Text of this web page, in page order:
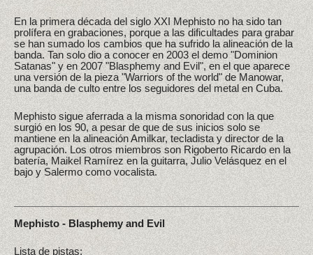
En la primera década del siglo XXI Mephisto no ha sido tan
prolífera en grabaciones, porque a las dificultades para grabar
se han sumado los cambios que ha sufrido la alineación de la
banda. Tan solo dio a conocer en 2003 el demo "Dominion
Satanas" y en 2007 "Blasphemy and Evil", en el que aparece
una versión de la pieza "Warriors of the world" de Manowar,
una banda de culto entre los seguidores del metal en Cuba.
Mephisto sigue aferrada a la misma sonoridad con la que
surgió en los 90, a pesar de que de sus inicios solo se
mantiene en la alineación Amilkar, tecladista y director de la
agrupación. Los otros miembros son Rigoberto Ricardo en la
batería, Maikel Ramírez en la guitarra, Julio Velásquez en el
bajo y Salermo como vocalista.
Mephisto - Blasphemy and Evil
Lista de pistas: